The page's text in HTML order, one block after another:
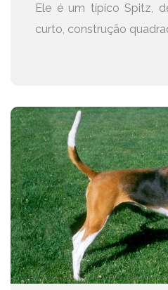
Ele é um típico Spitz,
curto, construção